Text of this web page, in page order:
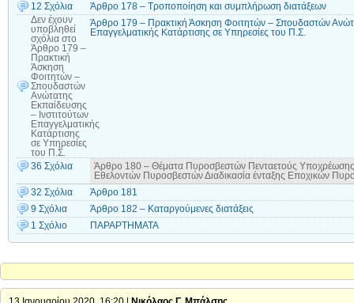
12 Σχόλια
Άρθρο 178 – Τροποποίηση και συμπλήρωση διατάξεων
Δεν έχουν
υποβληθεί
σχόλια στο
Άρθρο 179 –
Πρακτική
Άσκηση
Φοιτητών –
Σπουδαστών
Ανώτατης
Εκπαίδευσης
– Ινστιτούτων
Επαγγελματικής
Κατάρτισης
σε Υπηρεσίες
του Π.Σ.
Άρθρο 179 – Πρακτική Άσκηση Φοιτητών – Σπουδαστών
Επαγγελματικής Κατάρτισης σε Υπηρεσίες του Π.Σ.
36 Σχόλια
Άρθρο 180 – Θέματα Πυροσβεστών Πενταετούς
Εθελοντών Πυροσβεστών Διαδικασία ένταξης Εποχικών
32 Σχόλια
Άρθρο 181
9 Σχόλια
Άρθρο 182 – Καταργούμενες διατάξεις
1 Σχόλιο
ΠΑΡΑΡΤΗΜΑΤΑ